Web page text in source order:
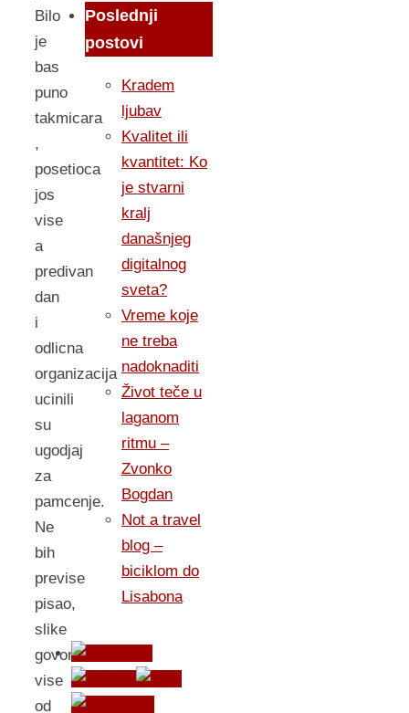
Bilo
je
bas
puno
takmicara
,
posetioca
jos
vise
a
predivan
dan
i
odlicna
organizacija
ucinili
su
ugodjaj
za
pamcenje.
Ne
bih
previse
pisao,
slike
govore
vise
od
Poslednji
postovi
Kradem
ljubav
Kvalitet ili
kvantitet: Ko
je stvarni
kralj
današnjeg
digitalnog
sveta?
Vreme koje
ne treba
nadoknaditi
Život teče u
laganom
ritmu –
Zvonko
Bogdan
Not a travel
blog –
biciklom do
Lisabona